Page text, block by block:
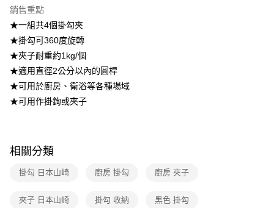
2.基於同意付款使用「大哥付你分期」之契約關係目的，商店將以您的個人
資料（包含姓名、電話或地址）提供予台灣大哥大進項蒐集、處理及利用，
由本公司與您本人進行分期帳單所需資料之確認、核對及更正。
3.完整用戶服務條款，請詳閱以下連結：
宅配【父親節大回饋】限時$299免運
每筆NT$150，滿NT$299(含以上)免運費
銷售重點
★一組共4個掛勾夾
★掛勾可360度旋轉
★夾子耐重約1kg/個
★適用直徑2公分以內的圓桿
★可用於廚房、衛浴等各種場域
★可用作掛鉤或夾子
相關分類
掛勾 日本山崎 廚房 掛勾 廚房 夾子
夾子 日本山崎 掛勾 收納 黑色 掛勾